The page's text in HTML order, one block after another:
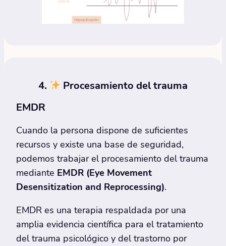
4.
Procesamiento del trauma
EMDR
Cuando la persona dispone de suficientes
recursos y existe una base de seguridad,
podemos trabajar el procesamiento del trauma
mediante EMDR (Eye Movement
Desensitization and Reprocessing).
EMDR es una terapia respaldada por una
amplia evidencia científica para el tratamiento
del trauma psicológico y del trastorno por